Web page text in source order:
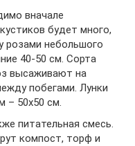
вначале
будет много,
розами небольшого
40-50 см. Сорта
высаживают на
побегами. Лунки
50х50 см.
питательная смесь.
компост, торф и